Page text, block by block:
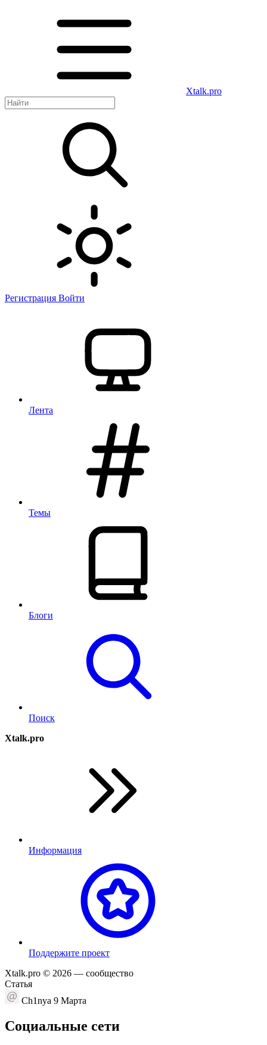
Xtalk.pro
Регистрация Войти
Лента
Темы
Блоги
Поиск
Xtalk.pro
Информация
Поддержите проект
Xtalk.pro © 2026 — сообщество
Статья
Ch1nya 9 Марта
Социальные сети